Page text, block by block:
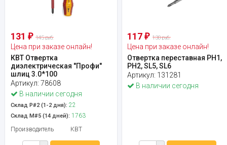
131 ₽ 145 руб.
Цена при заказе онлайн!
КВТ Отвертка
диэлектрическая "Профи"
шлиц 3.0*100
Артикул: 78608
В наличии сегодня
Склад Р#2 (1-2 дня): 22
Склад М#5 (14 дней): 1763
Производитель
КВТ
117₽ 130 руб.
Цена при заказе онлайн!
Отвертка переставная PH1,
PH2, SL5, SL6
Артикул: 131281
В наличии сегодня